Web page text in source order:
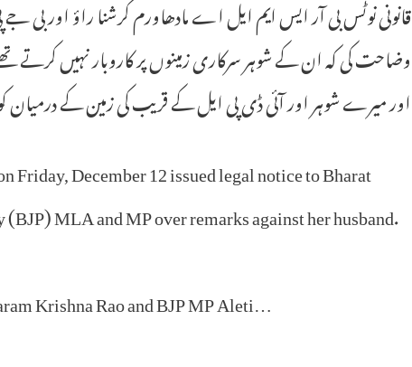
قانونی نوٹس بی آر ایس ایم ایل اے مادھاورم کرشنا راؤ اور بی جے
وضاحت کی کہ ان کے شوہر سرکاری زمینوں پر کاروبار نہیں
اور میرے شوہر اور آئی ڈی پی ایل کے قریب کی زمین کے درمیان
December 12 issued legal notice to Bharat
MLA and MP over remarks against her husband.
Krishna Rao and BJP MP Aleti…